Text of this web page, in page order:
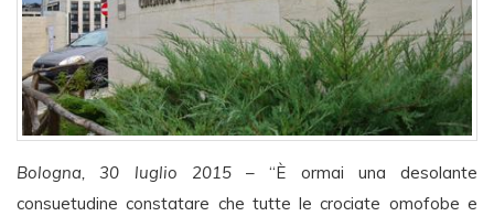
Bologna, 30 luglio 2015– “È ormai una desolante
consuetudine constatare che tutte le crociate omofobe e